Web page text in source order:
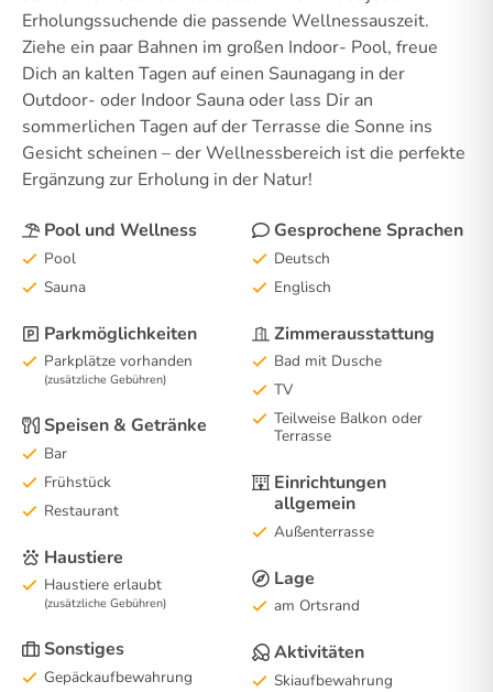
Erholungssuchende die passende Wellnessauszeit.
Ziehe ein paar Bahnen im großen Indoor- Pool, freue
Dich an kalten Tagen auf einen Saunagang in der
Outdoor- oder Indoor Sauna oder lass Dir an
sommerlichen Tagen auf der Terrasse die Sonne ins
Gesicht scheinen – der Wellnessbereich ist die perfekte
Ergänzung zur Erholung in der Natur!
Pool und Wellness
Pool
Sauna
Parkmöglichkeiten
Parkplätze vorhanden
(zusätzliche Gebühren)
Speisen & Getränke
Bar
Frühstück
Restaurant
Haustiere
Haustiere erlaubt
(zusätzliche Gebühren)
Sonstiges
Gepäckaufbewahrung
Gesprochene Sprachen
Deutsch
Englisch
Zimmerausstattung
Bad mit Dusche
TV
Teilweise Balkon oder
Terrasse
Einrichtungen
allgemein
Außenterrasse
Lage
am Ortsrand
Aktivitäten
Skiaufbewahrung